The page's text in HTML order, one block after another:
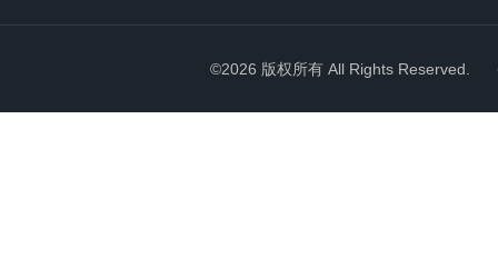
©2026 版权所有 All Rights Reserved.